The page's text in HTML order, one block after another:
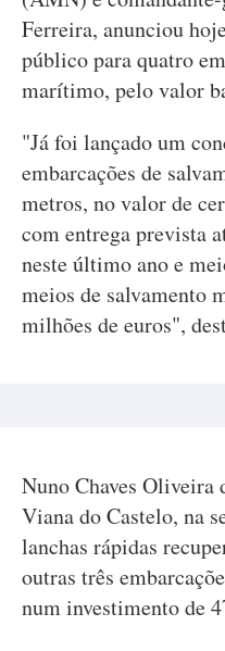
Ferreira, anunciou
público para quatro
marítimo, pelo valor
"Já foi lançado um
embarcações de
metros, no valor de
com entrega prevista
neste último ano e
meios de salvamento
milhões de euros",
Nuno Chaves Oliveira
Viana do Castelo, na
lanchas rápidas
outras três
num investimento de